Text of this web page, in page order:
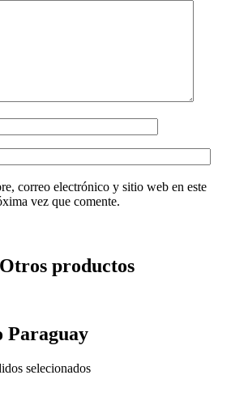
correo electrónico y sitio web en este
vez que comente.
Otros productos
Paraguay
selecionados